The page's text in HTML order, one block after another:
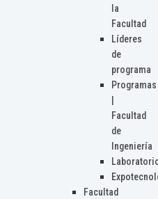
la
Facultad
Líderes
de
programa
Programas
Facultad
de
Ingeniería
Facultad